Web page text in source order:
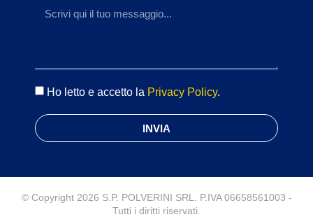
Ho letto e accetto la Privacy Policy.
INVIA
© Copyright 2026 S.P. POLVERINI SRL. P.IVA 06658561003 -
Tutti i diritti riservati.